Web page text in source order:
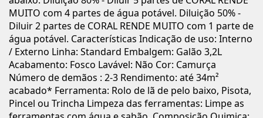
MUITO com 4 partes de água potável. Diluição 50% -
Diluir 2 partes de CORAL RENDE MUITO com 1 parte de
água potável. Características Indicação de uso: Interno
/ Externo Linha: Standard Embalgem: Galão 3,2L
Acabamento: Fosco Lavável: Não Cor: Camurça
Número de demãos : 2-3 Rendimento: até 34m²
acabado* Ferramenta: Rolo de lã de pelo baixo, Pisota,
Pincel ou Trincha Limpeza das ferramentas: Limpe as